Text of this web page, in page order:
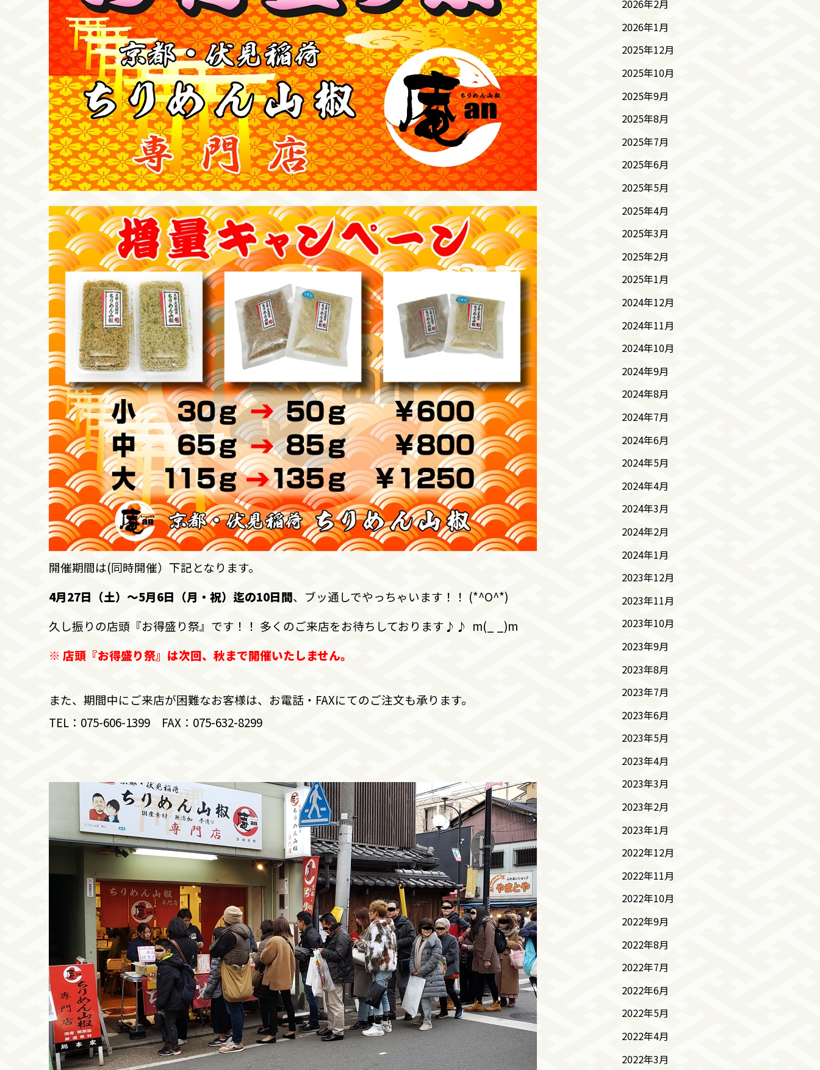
開催期間は(同時開催） 下記となります。
4月27日（土）～5月6日（月・祝）迄の10日間、ブッ通しでやっちゃいます！！ (*^O^*)
久し振りの店頭『お得盛り祭』です！！ 多くのご来店をお待ちしております♪♪ m(_ _)m
※ 店頭『お得盛り祭』は次回、秋まで開催いたしません。
また、期間中にご来店が困難なお客様は、お電話・FAXにてのご注文も承ります。
TEL：075-606-1399 FAX：075-632-8299
2026年2月
2026年1月
2025年12月
2025年10月
2025年9月
2025年8月
2025年7月
2025年6月
2025年5月
2025年4月
2025年3月
2025年2月
2025年1月
2024年12月
2024年11月
2024年10月
2024年9月
2024年8月
2024年7月
2024年6月
2024年5月
2024年4月
2024年3月
2024年2月
2024年1月
2023年12月
2023年11月
2023年10月
2023年9月
2023年8月
2023年7月
2023年6月
2023年5月
2023年4月
2023年3月
2023年2月
2023年1月
2022年12月
2022年11月
2022年10月
2022年9月
2022年8月
2022年7月
2022年6月
2022年5月
2022年4月
2022年3月